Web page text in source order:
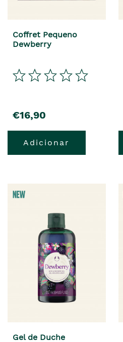
Coffret Pequeno
Dewberry
€16,90
Adicionar
Gel de Duche